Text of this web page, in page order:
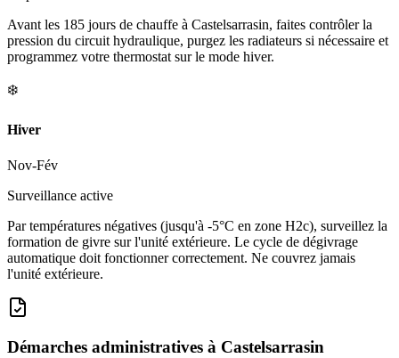
Avant les 185 jours de chauffe à Castelsarrasin, faites contrôler la
pression du circuit hydraulique, purgez les radiateurs si nécessaire et
programmez votre thermostat sur le mode hiver.
❄️
Hiver
Nov-Fév
Surveillance active
Par températures négatives (jusqu'à -5°C en zone H2c), surveillez la
formation de givre sur l'unité extérieure. Le cycle de dégivrage
automatique doit fonctionner correctement. Ne couvrez jamais
l'unité extérieure.
Démarches administratives à Castelsarrasin